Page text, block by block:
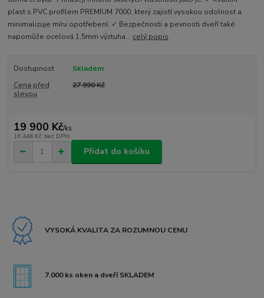
plast s PVC profilem PREMIUM 7000, který zajistí vysokou odolnost a
minimalizuje míru opotřebení. ✓ Bezpečnosti a pevnosti dveří také
napomůže ocelová 1,5mm výztuha... celý popis
Dostupnost
Skladem
Cena před
slevou
27 990 Kč
19 900 Kč/ks
16 446 Kč bez DPH
Přidat do košíku
VYSOKÁ KVALITA ZA ROZUMNOU CENU
7.000 ks oken a dveří SKLADEM